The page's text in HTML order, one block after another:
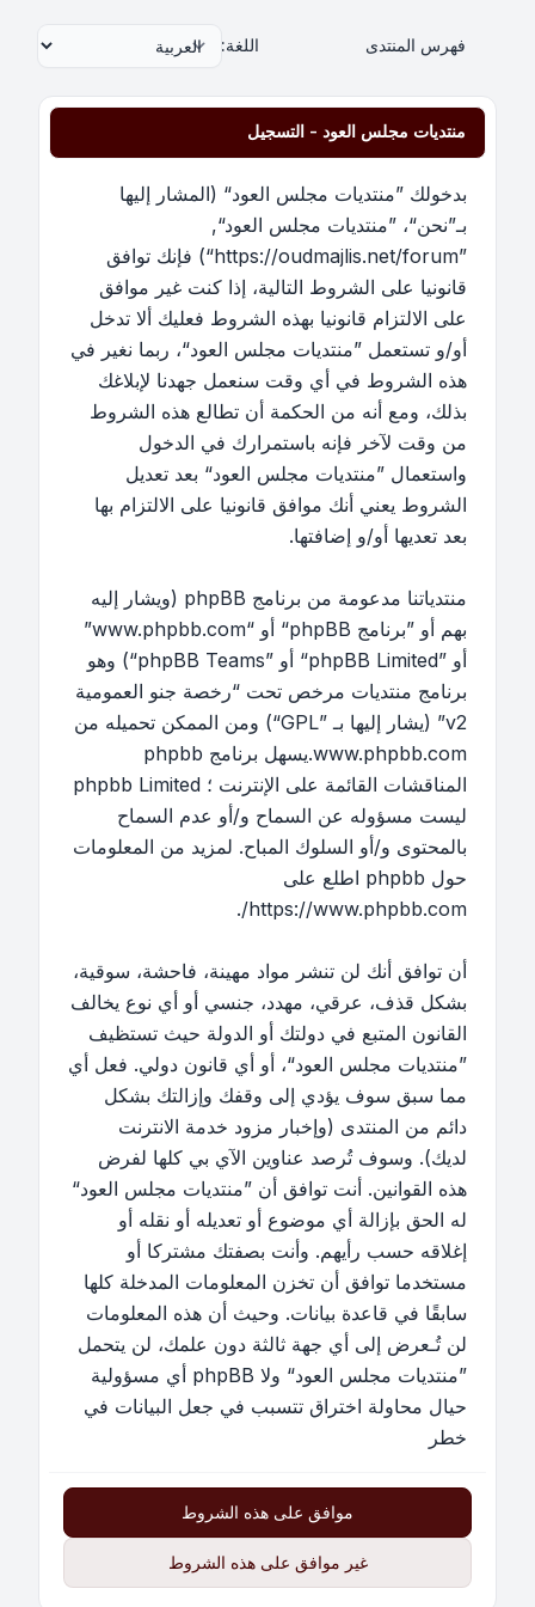
فهرس المنتدى اللغة:
منتديات مجلس العود - التسجيل
بدخولك ”منتديات مجلس العود“ (المشار إليها
بـ”نحن“، ”منتديات مجلس العود“,
”https://oudmajlis.net/forum“) فإنك توافق
قانونيا على الشروط التالية، إذا كنت غير موافق
على الالتزام قانونيا بهذه الشروط فعليك ألا تدخل
أو/و تستعمل ”منتديات مجلس العود“، ربما نغير في
هذه الشروط في أي وقت سنعمل جهدنا لإبلاغك
بذلك، ومع أنه من الحكمة أن تطالع هذه الشروط
من وقت لآخر فإنه باستمرارك في الدخول
واستعمال ”منتديات مجلس العود“ بعد تعديل
الشروط يعني أنك موافق قانونيا على الالتزام بها
بعد تعديها أو/و إضافتها.
منتدياتنا مدعومة من برنامج phpBB (ويشار إليه
بهم أو ”برنامج phpBB“ أو “www.phpbb.com”
أو ”phpBB Limited“ أو ”phpBB Teams“) وهو
برنامج منتديات مرخص تحت “رخصة جنو العمومية
v2” (يشار إليها بـ ”GPL“) ومن الممكن تحميله من
www.phpbb.com
.يسهل برنامج phpbb
المناقشات القائمة على الإنترنت ؛ phpbb Limited
ليست مسؤوله عن السماح و/أو عدم السماح
بالمحتوى و/أو السلوك المباح. لمزيد من المعلومات
حول phpbb اطلع على
https://www.phpbb.com/
.
أن توافق أنك لن تنشر مواد مهينة، فاحشة، سوقية،
بشكل قذف، عرقي، مهدد، جنسي أو أي نوع يخالف
القانون المتبع في دولتك أو الدولة حيث تستظيف
”منتديات مجلس العود“، أو أي قانون دولي. فعل أي
مما سبق سوف يؤدي إلى وقفك وإزالتك بشكل
دائم من المنتدى (وإخبار مزود خدمة الانترنت
لديك). وسوف تُرصد عناوين الآي بي كلها لفرض
هذه القوانين. أنت توافق أن ”منتديات مجلس العود“
له الحق بإزالة أي موضوع أو تعديله أو نقله أو
إغلاقه حسب رأيهم. وأنت بصفتك مشتركا أو
مستخدما توافق أن تخزن المعلومات المدخلة كلها
سابقًا في قاعدة بيانات. وحيث أن هذه المعلومات
لن تُـعرض إلى أي جهة ثالثة دون علمك، لن يتحمل
”منتديات مجلس العود“ ولا phpBB أي مسؤولية
حيال محاولة اختراق تتسبب في جعل البيانات في
خطر
موافق على هذه الشروط
غير موافق على هذه الشروط